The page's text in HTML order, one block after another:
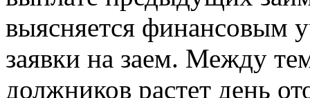
выясняется финансовым
заявки на заем. Между
должников растет день